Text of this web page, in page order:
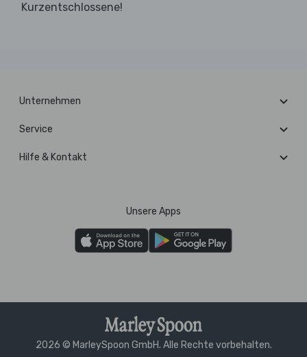
Kurzentschlossene!
Unternehmen
Service
Hilfe & Kontakt
Unsere Apps
2026 © MarleySpoon GmbH. Alle Rechte vorbehalten.